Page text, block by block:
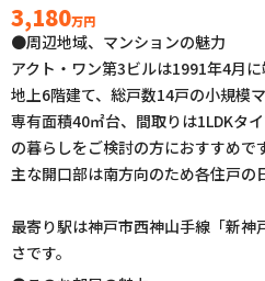
3,180万円
●周辺地域、マンションの魅力
アクト・ワン第3ビルは1991年4月に
地上6階建て、総戸数14戸の小規模マ
専有面積40㎡台、間取りは1LDKタ
の暮らしをご検討の方におすすめです
主な開口部は南方向のため各住戸の
最寄り駅は神戸市西神山手線「新
さです。